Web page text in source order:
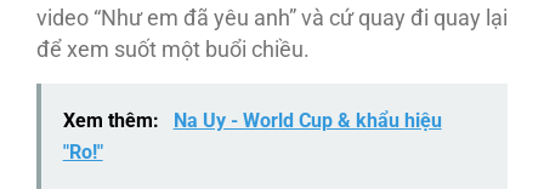
video “Như em đã yêu anh” và cứ quay đi quay lại
để xem suốt một buổi chiều.
Xem thêm:
Na Uy - World Cup & khẩu hiệu
"Ro!"